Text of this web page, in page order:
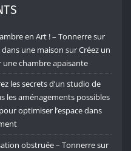
en Art ! – Tonnerre sur
une maison surCréez un
chambre apaisante
les secrets d’un studio de
les aménagements possibles
optimiser l’espace dans
obstruée – Tonnerre sur